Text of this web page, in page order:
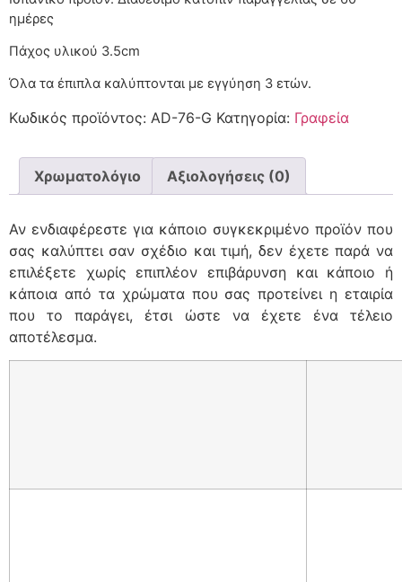
Πάχος υλικού 3.5cm
Όλα τα έπιπλα καλύπτονται με εγγύηση 3 ετών.
Κωδικός προϊόντος: AD-76-G Κατηγορία: Γραφεία
Χρωματολόγιο Αξιολογήσεις (0)
Αν ενδιαφέρεστε για κάποιο συγκεκριμένο προϊόν που
σας καλύπτει σαν σχέδιο και τιμή, δεν έχετε παρά να
επιλέξετε χωρίς επιπλέον επιβάρυνση και κάποιο ή
κάποια από τα χρώματα που σας προτείνει η εταιρία
που το παράγει, έτσι ώστε να έχετε ένα τέλειο
αποτέλεσμα.